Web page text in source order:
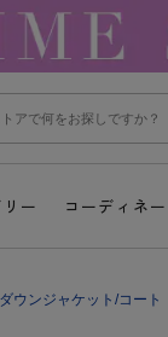
ー コーディネー
ウンジャケット/コート